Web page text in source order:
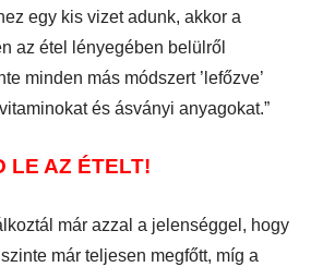
egy kis vizet adunk, akkor a
az étel lényegében belülről
minden más módszert ’lefőzve’
és ásványi anyagokat.”
LE AZ ÉTELT!
már azzal a jelenséggel, hogy
már teljesen megfőtt, míg a